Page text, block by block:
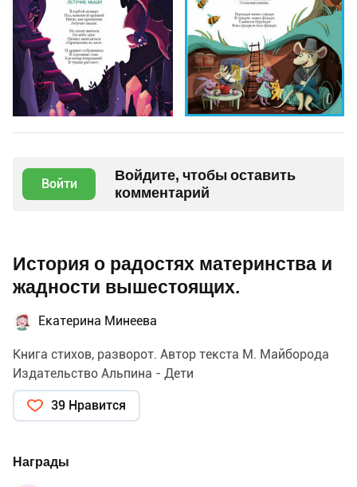
Войти
Войдите, чтобы оставить
комментарий
История о радостях материнства и
жадности вышестоящих.
Екатерина Минеева
Книга стихов, разворот. Автор текста М. Майборода
Издательство Альпина - Дети
39 Нравится
Награды